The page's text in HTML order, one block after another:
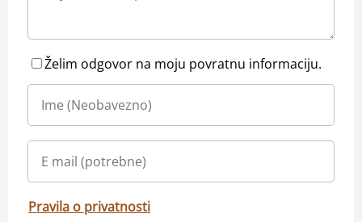
Želim odgovor na moju povratnu informaciju.
Pravila o privatnosti